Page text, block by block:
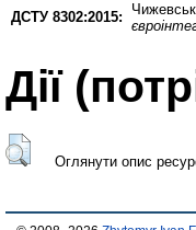
ДСТУ 8302:2015:
Дії
Оглянути опис